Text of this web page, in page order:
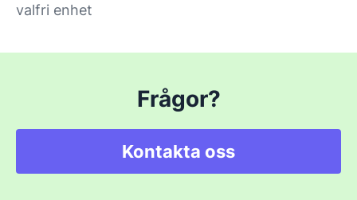
valfri enhet
Frågor?
Kontakta oss